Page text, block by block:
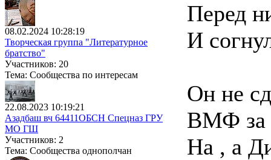
08.02.2024 10:28:19
Творческая группа "Литературное
братство"
Участников: 20
Тема: Сообщества по интересам
22.08.2023 10:19:21
Азадбаш вч 64411ОБСН Спецназ ГРУ
МО ГШ
Участников: 2
Тема: Сообщества однополчан
Перед
И
Он не
ВМФ за
На , а